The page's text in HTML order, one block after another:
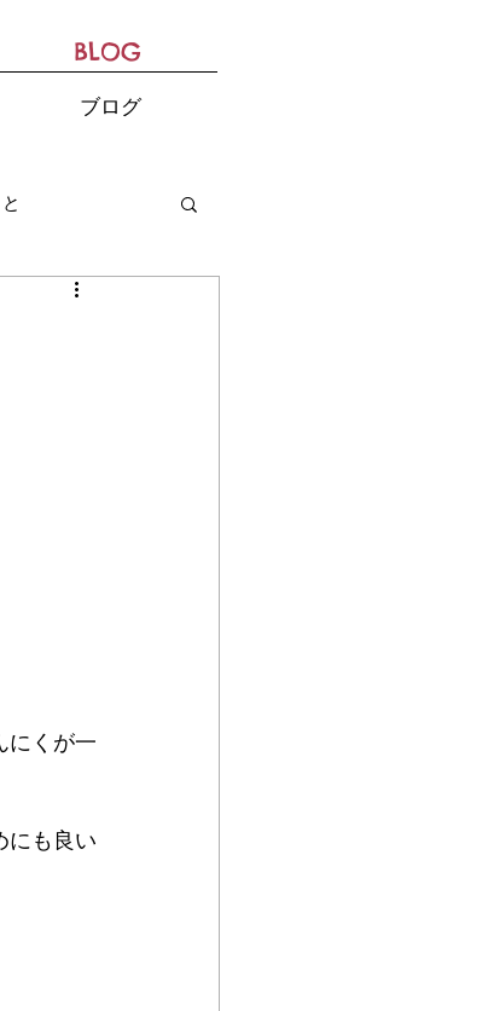
BLOG
ブログ
にくが一
にも良い